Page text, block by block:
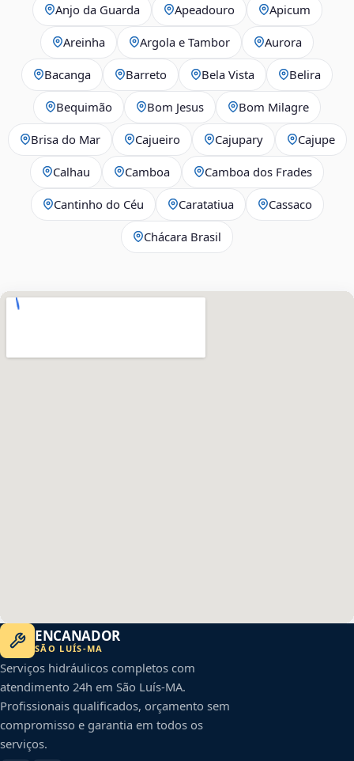
Anjo da Guarda Apeadouro Apicum
Areinha Argola e Tambor Aurora
Bacanga Barreto Bela Vista Belira
Bequimão Bom Jesus Bom Milagre
Brisa do Mar Cajueiro Cajupary Cajupe
Calhau Camboa Camboa dos Frades
Cantinho do Céu Caratatiua Cassaco
Chácara Brasil
ENCANADOR
SÃO LUÍS-MA
Serviços hidráulicos completos com
atendimento 24h em São Luís-MA.
Profissionais qualificados, orçamento sem
compromisso e garantia em todos os
serviços.